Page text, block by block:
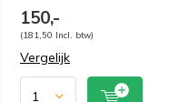
150,-
(181,50 Incl. btw)
Vergelijk